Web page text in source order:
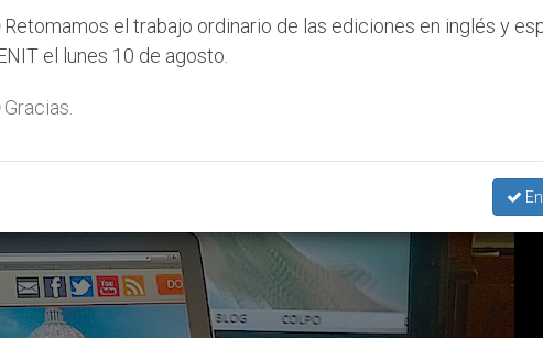
2015
Retomamos el trabajo ordinario de las ediciones en inglés y
el lunes 10 de agosto.
Gracias.